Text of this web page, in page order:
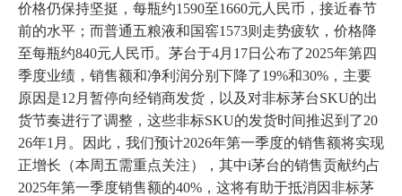
价格仍保持坚挺，每瓶约1590至1660元人民币，接近春节
前的水平；而普通五粮液和国窖1573则走势疲软，价格降
至每瓶约840元人民币。茅台于4月17日公布了2025年第四
季度业绩，销售额和净利润分别下降了19%和30%，主要
原因是12月暂停向经销商发货，以及对非标茅台SKU的出
货节奏进行了调整，这些非标SKU的发货时间推迟到了20
26年1月。因此，我们预计2026年第一季度的销售额将实现
正增长（本周五需重点关注），其中i茅台的销售贡献约占
2025年第一季度销售额的40%，这将有助于抵消因非标茅